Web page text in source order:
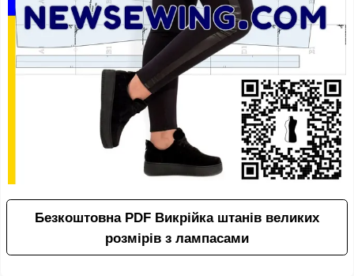
Безкоштовна PDF Викрійка штанів великих
розмірів з лампасами